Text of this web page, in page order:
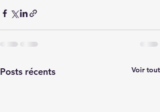
Posts récents Voir tout